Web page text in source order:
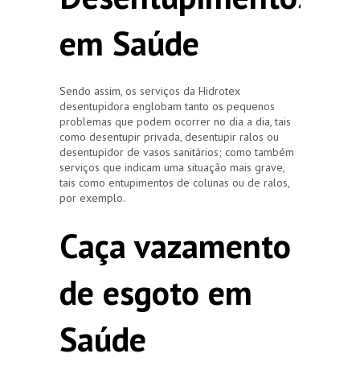
em Saúde
Sendo assim, os serviços da Hidrotex
desentupidora englobam tanto os pequenos
problemas que podem ocorrer no dia a dia, tais
como desentupir privada, desentupir ralos ou
desentupidor de vasos sanitários; como também
serviços que indicam uma situação mais grave,
tais como entupimentos de colunas ou de ralos,
por exemplo.
Caça vazamento
de esgoto em
Saúde